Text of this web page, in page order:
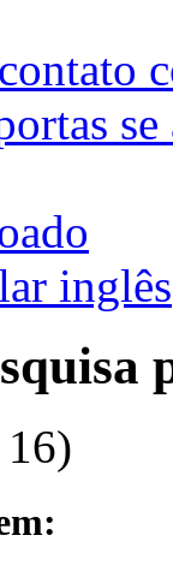
inglês